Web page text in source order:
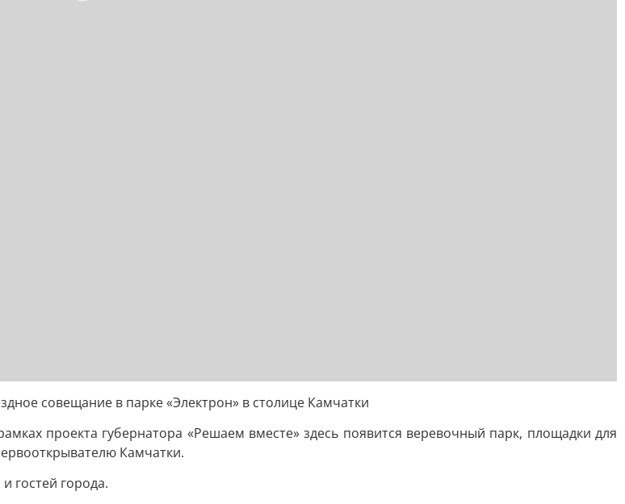
совещание в парке «Электрон» в столице Камчатки
проекта губернатора «Решаем вместе» здесь появится веревочный парк, площадки для
Камчатки.
гостей города.